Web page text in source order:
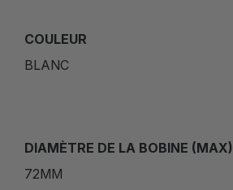
COULEUR
BLANC
DIAMÈTRE DE LA BOBINE (MAX)
72MM